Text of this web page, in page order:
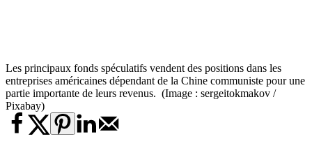
Les principaux fonds spéculatifs vendent des positions dans les
entreprises américaines dépendant de la Chine communiste pour une
partie importante de leurs revenus. (Image : sergeitokmakov /
Pixabay)